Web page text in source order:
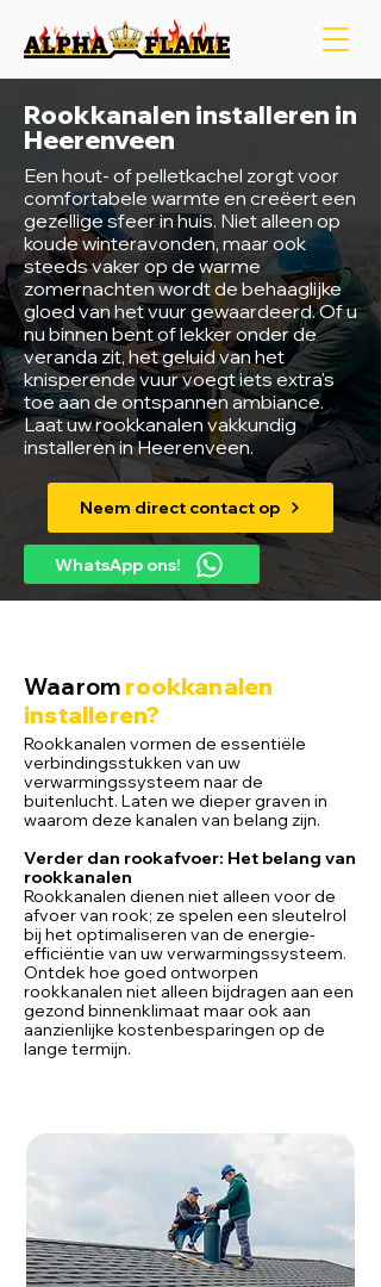
Rookkanalen installeren in
Heerenveen
Een hout- of pelletkachel zorgt voor
comfortabele warmte en creëert een
gezellige sfeer in huis. Niet alleen op
koude winteravonden, maar ook
steeds vaker op de warme
zomernachten wordt de behaaglijke
gloed van het vuur gewaardeerd. Of u
nu binnen bent of lekker onder de
veranda zit, het geluid van het
knisperende vuur voegt iets extra's
toe aan de ontspannen ambiance.
Laat uw rookkanalen vakkundig
installeren in Heerenveen.
Neem direct contact op
WhatsApp ons!
Waarom rookkanalen
installeren?
Rookkanalen vormen de essentiële
verbindingsstukken van uw
verwarmingssysteem naar de
buitenlucht. Laten we dieper graven in
waarom deze kanalen van belang zijn.
Verder dan rookafvoer: Het belang van
rookkanalen
Rookkanalen dienen niet alleen voor de
afvoer van rook; ze spelen een sleutelrol
bij het optimaliseren van de energie-
efficiëntie van uw verwarmingssysteem.
Ontdek hoe goed ontworpen
rookkanalen niet alleen bijdragen aan een
gezond binnenklimaat maar ook aan
aanzienlijke kostenbesparingen op de
lange termijn.